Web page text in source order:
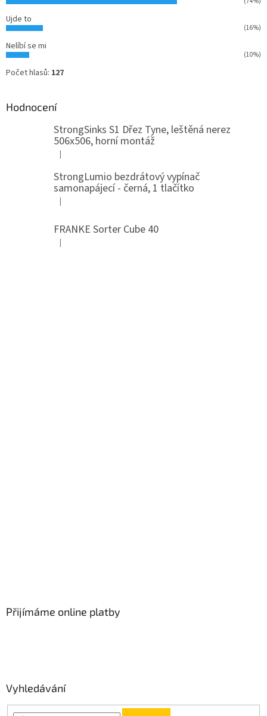
Ujde to
(16%)
Nelíbí se mi
(10%)
Počet hlasů: 127
Hodnocení
StrongSinks S1 Dřez Tyne, leštěná nerez
506x506, horní montáž
Hodnocení produktu je 5 z 5 hvězdiček.
|
StrongLumio bezdrátový vypínač
samonapájecí - černá, 1 tlačítko
Hodnocení produktu je 4 z 5 hvězdiček.
|
FRANKE Sorter Cube 40
Hodnocení produktu je 3 z 5 hvězdiček.
|
Přijímáme online platby
Vyhledávání